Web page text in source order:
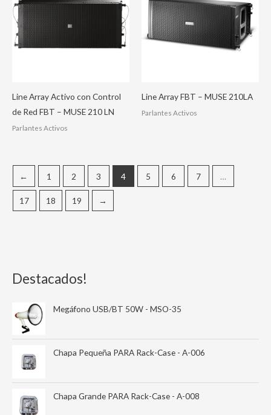
Destacados!
Megáfono USB/BT 50W - MSO-35
Chapa Pequeña PARA Rack-Case - A-006
Chapa Grande PARA Rack-Case - A-008
Line Array Activo con Control
de Red FBT – MUSE 210 LN
Parlantes Activos
Line Array FBT – MUSE 210LA
Parlantes Activos
← 1 2 3 4 5 6 7 …
17 18 19 →